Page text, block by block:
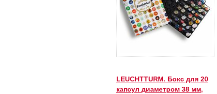
LEUCHTTURM. Бокс для 20
капсул диаметром 38 мм,